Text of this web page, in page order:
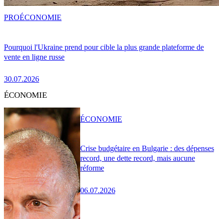
Pourquoi l'Ukraine prend pour cible la plus grande plateforme de
vente en ligne russe
30.07.2026
PROÉCONOMIE
ÉCONOMIE
Crise budgétaire en Bulgarie : des dépenses
record, une dette record, mais aucune
réforme
06.07.2026
ÉCONOMIE